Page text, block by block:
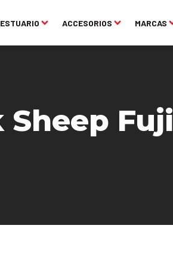
ACCESORIOS MARCAS
Fuji